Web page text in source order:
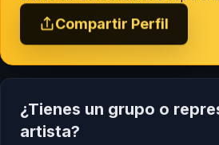
Compartir Perfil
¿Tienes un grupo o
artista?